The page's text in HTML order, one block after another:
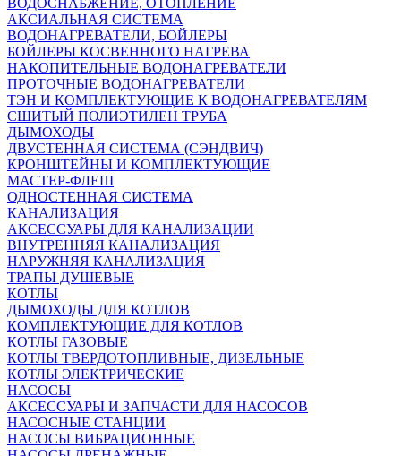
ВОДОСНАБЖЕНИЕ, ОТОПЛЕНИЕ
АКСИАЛЬНАЯ СИСТЕМА
ВОДОНАГРЕВАТЕЛИ, БОЙЛЕРЫ
БОЙЛЕРЫ КОСВЕННОГО НАГРЕВА
НАКОПИТЕЛЬНЫЕ ВОДОНАГРЕВАТЕЛИ
ПРОТОЧНЫЕ ВОДОНАГРЕВАТЕЛИ
ТЭН И КОМПЛЕКТУЮЩИЕ К ВОДОНАГРЕВАТЕЛЯМ
СШИТЫЙ ПОЛИЭТИЛЕН ТРУБА
ДЫМОХОДЫ
ДВУСТЕННАЯ СИСТЕМА (СЭНДВИЧ)
КРОНШТЕЙНЫ И КОМПЛЕКТУЮЩИЕ
МАСТЕР-ФЛЕШ
ОДНОСТЕННАЯ СИСТЕМА
КАНАЛИЗАЦИЯ
АКСЕССУАРЫ ДЛЯ КАНАЛИЗАЦИИ
ВНУТРЕННЯЯ КАНАЛИЗАЦИЯ
НАРУЖНЯЯ КАНАЛИЗАЦИЯ
ТРАПЫ ДУШЕВЫЕ
КОТЛЫ
ДЫМОХОДЫ ДЛЯ КОТЛОВ
КОМПЛЕКТУЮЩИЕ ДЛЯ КОТЛОВ
КОТЛЫ ГАЗОВЫЕ
КОТЛЫ ТВЕРДОТОПЛИВНЫЕ, ДИЗЕЛЬНЫЕ
КОТЛЫ ЭЛЕКТРИЧЕСКИЕ
НАСОСЫ
АКСЕССУАРЫ И ЗАПЧАСТИ ДЛЯ НАСОСОВ
НАСОСНЫЕ СТАНЦИИ
НАСОСЫ ВИБРАЦИОННЫЕ